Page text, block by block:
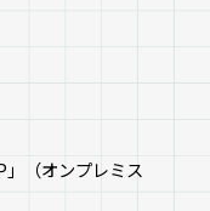
（オンプレミス